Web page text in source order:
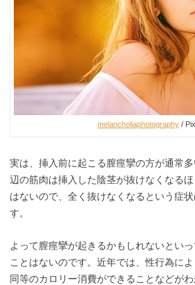
melancholiaphotography /
実は、挿入前に起こる膣痙攣の方が通常
辺の筋肉は挿入した陰茎が抜けなくなる
はないので、全く抜けなくなるという症
す。
よって膣痙攣が起きるかもしれないとい
ことはないのです。近年では、性行為に
同等のカロリー消費ができることなどが